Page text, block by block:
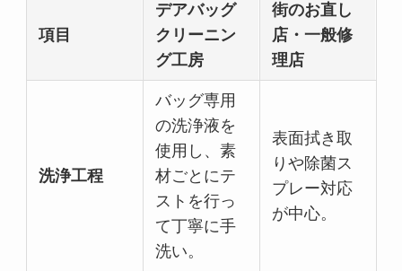
項目
デアバッグ
クリーニン
グ工房
街のお直し
店・一般修
理店
洗浄工程
バッグ専用
の洗浄液を
使用し、素
材ごとにテ
ストを行っ
て丁寧に手
洗い。
表面拭き取
りや除菌ス
プレー対応
が中心。